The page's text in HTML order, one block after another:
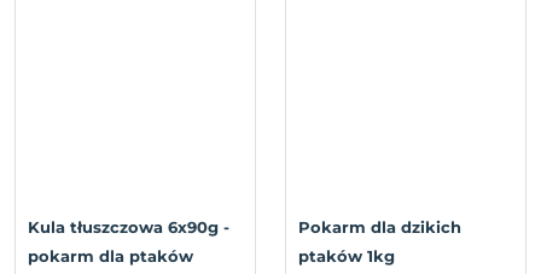
Kula tłuszczowa 6x90g -
pokarm dla ptaków
Pokarm dla dzikich
ptaków 1kg